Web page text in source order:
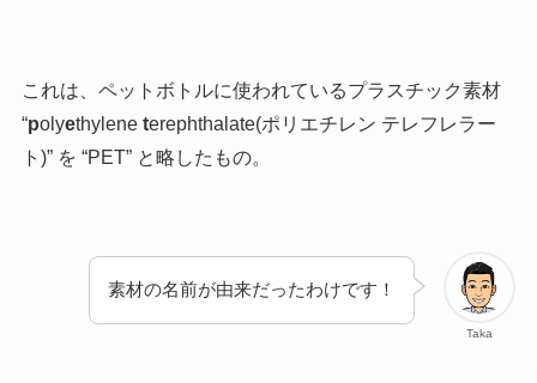
これは、ペットボトルに使われているプラスチック素材
“polyethylene terephthalate(ポリエチレン テレフレラー
ト)” を “PET” と略したもの。
Taka
素材の名前が由来だったわけです！